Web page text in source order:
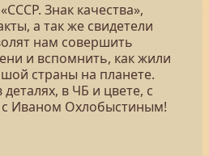
Знак качества»,
а так же свидетели
нам совершить
и вспомнить, как жили
страны на планете.
в ЧБ и цвете, с
Иваном Охлобыстиным!